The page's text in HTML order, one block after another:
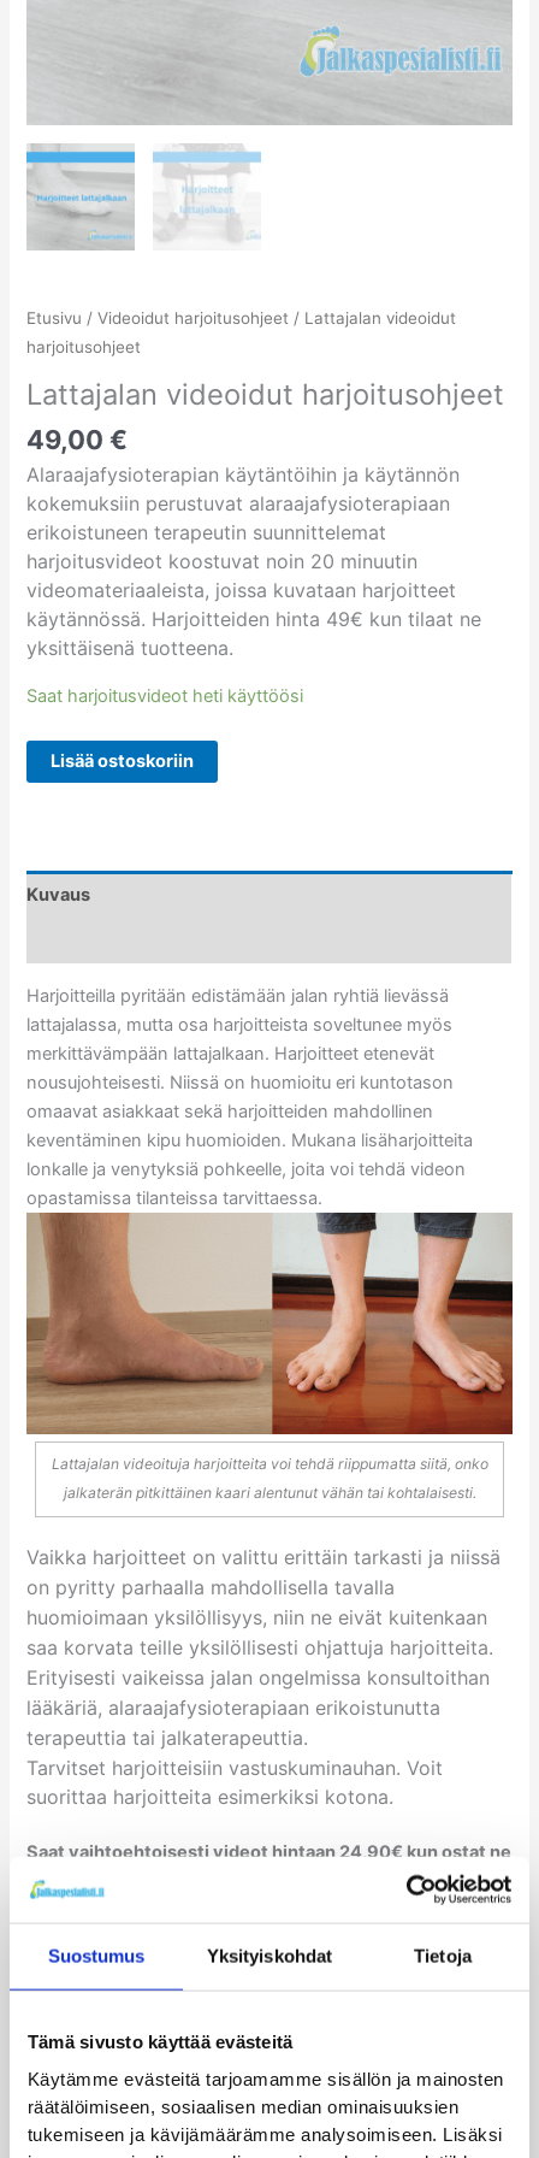
Suostumus Yksityiskohdat Tietoja
Tämä sivusto käyttää evästeitä
Käytämme evästeitä tarjoamamme sisällön ja mainosten
räätälöimiseen, sosiaalisen median ominaisuuksien
tukemiseen ja kävijämäärämme analysoimiseen. Lisäksi
Etusivu /Videoidut harjoitusohjeet / Lattajalan videoidut
harjoitusohjeet
Lattajalan videoidut harjoitusohjeet
49,00€
Alaraajafysioterapian käytäntöihin ja käytännön
kokemuksiin perustuvat alaraajafysioterapiaan
erikoistuneen terapeutin suunnittelemat
harjoitusvideot koostuvat noin 20 minuutin
videomateriaaleista, joissa kuvataan harjoitteet
käytännössä. Harjoitteiden hinta 49€ kun tilaat ne
yksittäisenä tuotteena.
Saat harjoitusvideot heti käyttöösi
Lisää ostoskoriin
Kuvaus
Harjoitteilla pyritään edistämään jalan ryhtiä lievässä
lattajalassa, mutta osa harjoitteista soveltunee myös
merkittävämpään lattajalkaan. Harjoitteet etenevät
nousujohteisesti. Niissä on huomioitu eri kuntotason
omaavat asiakkaat sekä harjoitteiden mahdollinen
keventäminen kipu huomioiden. Mukana lisäharjoitteita
lonkalle ja venytyksiä pohkeelle, joita voi tehdä videon
opastamissa tilanteissa tarvittaessa.
Lattajalan videoituja harjoitteita voi tehdä riippumatta siitä, onko
jalkaterän pitkittäinen kaari alentunut vähän tai kohtalaisesti.
Vaikka harjoitteet on valittu erittäin tarkasti ja niissä
on pyritty parhaalla mahdollisella tavalla
huomioimaan yksilöllisyys, niin ne eivät kuitenkaan
saa korvata teille yksilöllisesti ohjattuja harjoitteita.
Erityisesti vaikeissa jalan ongelmissa konsultoithan
lääkäriä, alaraajafysioterapiaan erikoistunutta
terapeuttia tai jalkaterapeuttia.
Tarvitset harjoitteisiin vastuskuminauhan. Voit
suorittaa harjoitteita esimerkiksi kotona.
Saat vaihtoehtoisesti videot hintaan 24,90€ kun ostat ne
Videot voidaan hankkia myös lisähintaan 24,90€,
kun videot hankitaan muun tuotteen oston
yhteydessä. Voit hankkia nämä harjoitusohjeet
alennushintaan näiden tuotteiden kanssa:
Motion Control pohjalliset
Pronation Control pohjalliset
Novaped Sports lattajalan pohjalliset
Plateau kiilapohjalliset